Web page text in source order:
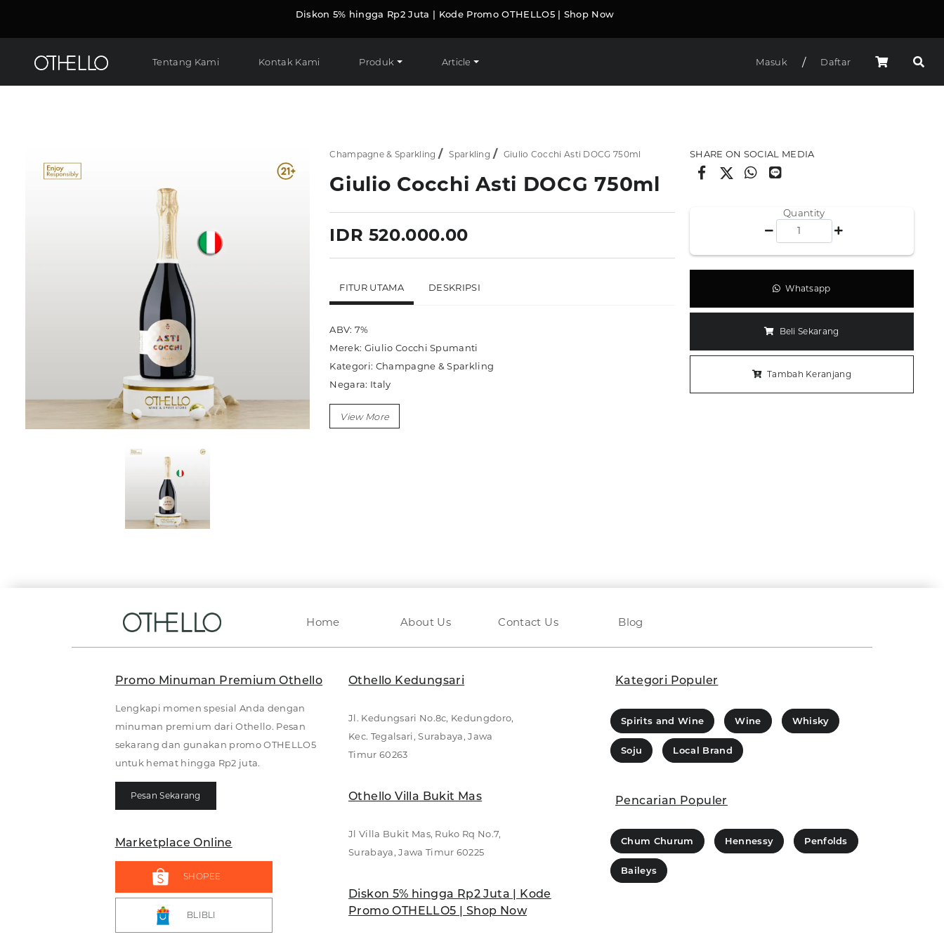
Diskon 5% hingga Rp2 Juta | Kode Promo OTHELLO5 | Shop Now
Tentang Kami Kontak Kami Produk Article Masuk / Daftar
Champagne & Sparkling Sparkling Giulio Cocchi Asti DOCG 750ml
Giulio Cocchi Asti DOCG 750ml
IDR 520.000.00
FITUR UTAMA DESKRIPSI
ABV: 7%
Merek: Giulio Cocchi Spumanti
Kategori: Champagne & Sparkling
Negara: Italy
Ukuran: 750ml
Sub Kategori: Sparkling
SHARE ON SOCIAL MEDIA
Quantity
Whatsapp
Beli Sekarang
Tambah Keranjang
Home About Us Contact Us Blog
Promo Minuman Premium Othello
Lengkapi momen spesial Anda dengan
minuman premium dari Othello. Pesan
sekarang dan gunakan promo OTHELLO5
untuk hemat hingga Rp2 juta.
Pesan Sekarang
Marketplace Online
SHOPEE
BLIBLI
Othello Kedungsari
Jl. Kedungsari No.8c, Kedungdoro,
Kec. Tegalsari, Surabaya, Jawa
Timur 60263
Othello Villa Bukit Mas
Jl Villa Bukit Mas, Ruko Rq No.7,
Surabaya, Jawa Timur 60225
Diskon 5% hingga Rp2 Juta | Kode
Promo OTHELLO5 | Shop Now
Kategori Populer
Spirits and Wine Wine Whisky
Soju Local Brand
Pencarian Populer
Chum Churum Hennessy Penfolds
Baileys